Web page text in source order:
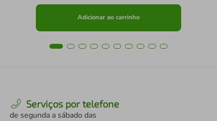
Adicionar ao carrinho
Serviços por telefone
de segunda a sábado das